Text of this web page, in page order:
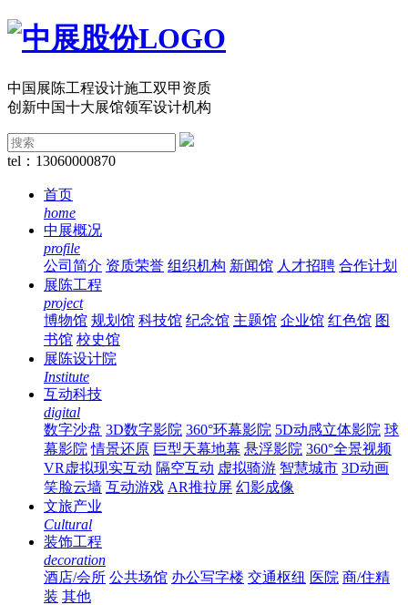
中国展陈工程设计施工双甲资质
创新中国十大展馆领军设计机构
tel：13060000870
首页
home
中展概况
profile
公司简介 资质荣誉 组织机构 新闻馆 人才招聘 合作计划
展陈工程
project
博物馆 规划馆 科技馆 纪念馆 主题馆 企业馆 红色馆 图
书馆 校史馆
展陈设计院
Institute
互动科技
digital
数字沙盘 3D数字影院 360°环幕影院 5D动感立体影院 球
幕影院 情景还原 巨型天幕地幕 悬浮影院 360°全景视频
VR虚拟现实互动 隔空互动 虚拟骑游 智慧城市 3D动画
笑脸云墙 互动游戏 AR推拉屏 幻影成像
文旅产业
Cultural
装饰工程
decoration
酒店/会所 公共场馆 办公写字楼 交通枢纽 医院 商/住精
装 其他